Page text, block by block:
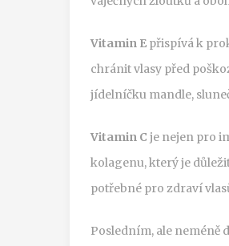
Vitamin E přispívá k
chránit vlasy před
jídelníčku mandle,
Vitamin C je nejen pro
kolagenu, který je
potřebné pro zdraví
Posledním, ale neméně